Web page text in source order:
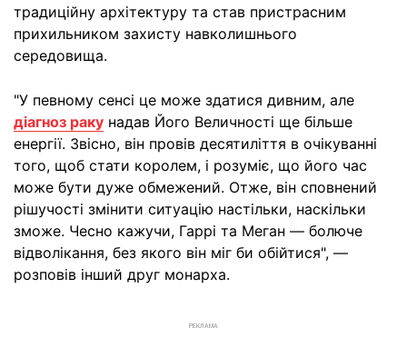
традиційну архітектуру та став пристрасним
прихильником захисту навколишнього
середовища.
"У певному сенсі це може здатися дивним, але
діагноз раку надав Його Величності ще більше
енергії. Звісно, він провів десятиліття в очікуванні
того, щоб стати королем, і розуміє, що його час
може бути дуже обмежений. Отже, він сповнений
рішучості змінити ситуацію настільки, наскільки
зможе. Чесно кажучи, Гаррі та Меган — болюче
відволікання, без якого він міг би обійтися", —
розповів інший друг монарха.
РЕКЛАМА